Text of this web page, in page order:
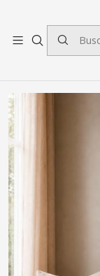
Inicio